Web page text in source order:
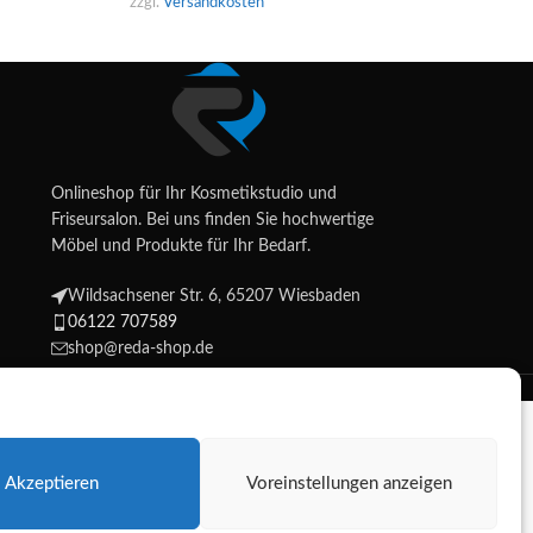
Akzeptieren Voreinstellungen anzeigen
Onlineshop für Ihr Kosmetikstudio und
Friseursalon. Bei uns finden Sie hochwertige
Möbel und Produkte für Ihr Bedarf.
Wildsachsener Str. 6, 65207 Wiesbaden
06122 707589
shop@reda-shop.de